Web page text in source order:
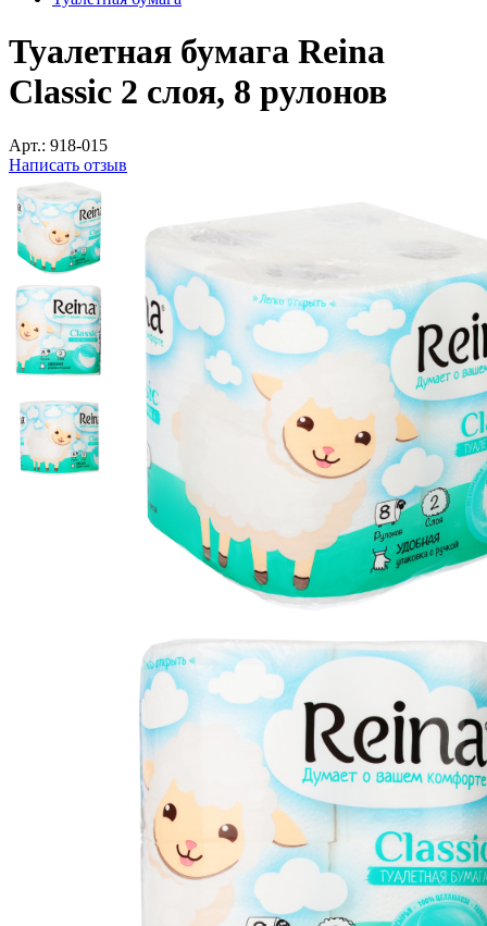
Туалетная бумага Reina
Classic 2 слоя, 8 рулонов
Арт.: 918-015
Написать отзыв